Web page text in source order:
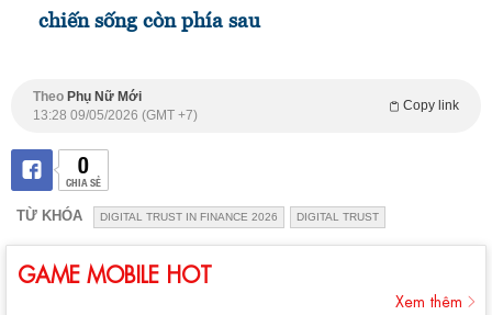
chiến sống còn phía sau
Theo Phụ Nữ Mới
Copy link
13:28 09/05/2026 (GMT +7)
0
CHIA SẺ
TỪ KHÓA DIGITAL TRUST IN FINANCE 2026 DIGITAL TRUST
GAME MOBILE HOT
Xem thêm